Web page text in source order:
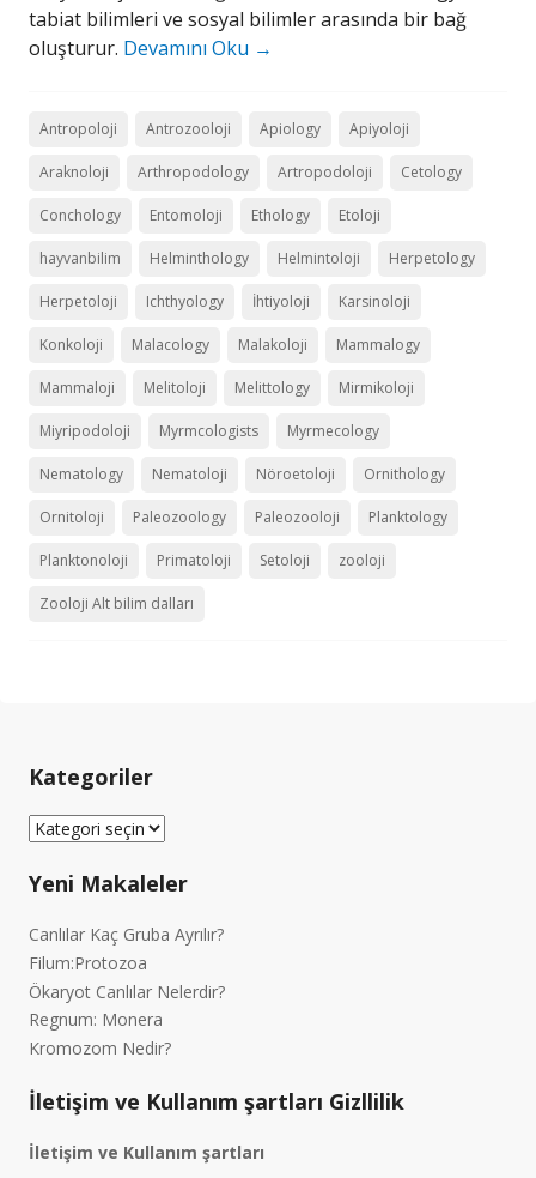
tabiat bilimleri ve sosyal bilimler arasında bir bağ
oluşturur. Devamını Oku →
Antropoloji Antrozooloji Apiology Apiyoloji
Araknoloji Arthropodology Artropodoloji Cetology
Conchology Entomoloji Ethology Etoloji
hayvanbilim Helminthology Helmintoloji Herpetology
Herpetoloji Ichthyology İhtiyoloji Karsinoloji
Konkoloji Malacology Malakoloji Mammalogy
Mammaloji Melitoloji Melittology Mirmikoloji
Miyripodoloji Myrmcologists Myrmecology
Nematology Nematoloji Nöroetoloji Ornithology
Ornitoloji Paleozoology Paleozooloji Planktology
Planktonoloji Primatoloji Setoloji zooloji
Zooloji Alt bilim dalları
Kategoriler
Kategoriler
Yeni Makaleler
Canlılar Kaç Gruba Ayrılır?
Filum:Protozoa
Ökaryot Canlılar Nelerdir?
Regnum: Monera
Kromozom Nedir?
İletişim ve Kullanım şartları Gizllilik
İletişim ve Kullanım şartları